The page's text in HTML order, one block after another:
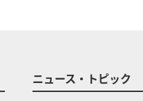
ニュース・トピック